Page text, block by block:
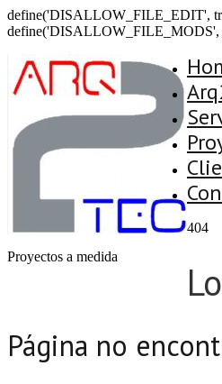
define('DISALLOW_FILE_EDIT',
define('DISALLOW_FILE_MODS',
Proyectos a medida
404
Página no